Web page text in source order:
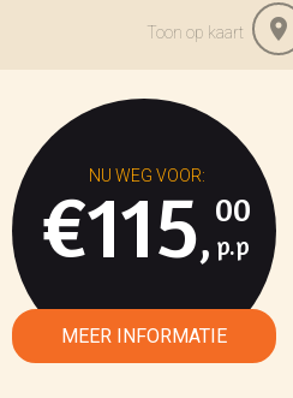
Toon op kaart
€115,
00